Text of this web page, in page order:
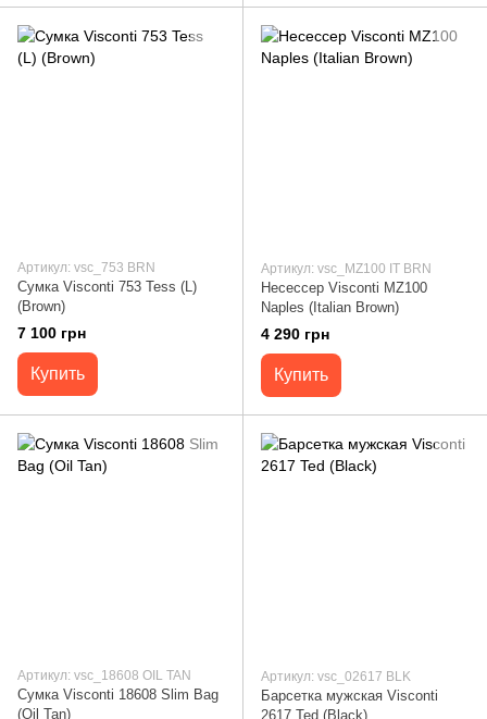
Артикул: vsc_753 BRN
Сумка Visconti 753 Tess (L)
(Brown)
7 100 грн
Купить
Артикул: vsc_MZ100 IT BRN
Несессер Visconti MZ100
Naples (Italian Brown)
4 290 грн
Купить
Артикул: vsc_18608 OIL TAN
Сумка Visconti 18608 Slim Bag
(Oil Tan)
Артикул: vsc_02617 BLK
Барсетка мужская Visconti
2617 Ted (Black)